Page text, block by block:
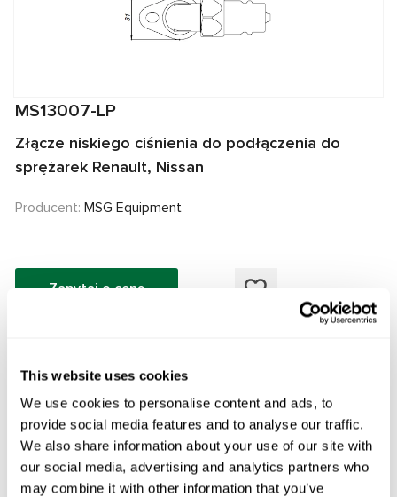
This website uses cookies
We use cookies to personalise content and ads, to
provide social media features and to analyse our traffic.
We also share information about your use of our site with
our social media, advertising and analytics partners who
may combine it with other information that you’ve
MS13007-LP
Złącze niskiego ciśnienia do podłączenia do
sprężarek Renault, Nissan
Producent: MSG Equipment
Zapytaj o cenę
MS13007LP, 0422000681, 0422000683, 0422001490,
0422001540, 0422001560, 0424000010, 0424000012,
0424000510, 0424001400, 0424001411, 0424001412,
05D01670, 103498, 511153, 511255, 511547, 700511153,
700511255, 926000134R, 926001MG0A, 926002035R,